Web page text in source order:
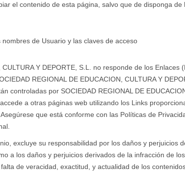
el contenido de esta página, salvo que de disponga
de Usuario y las claves de acceso
CULTURA Y DEPORTE, S.L. no responde de los
REGIONAL DE EDUCACION, CULTURA Y
controladas por SOCIEDAD REGIONAL DE
a otras páginas web utilizando los Links
que está conforme con las Políticas de
excluye su responsabilidad por los daños y perjuicios
a los daños y perjuicios derivados de la infracción de
de veracidad, exactitud, y actualidad de los